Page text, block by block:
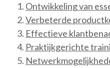
Ontwikkeling van
Verbeterde
Effectieve
Praktijkgerichte